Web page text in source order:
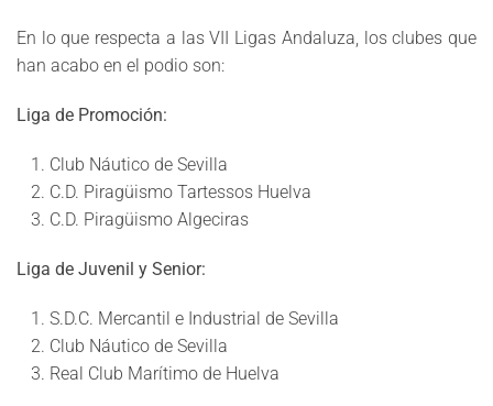
En lo que respecta a las VII Ligas Andaluza, los clubes que
han acabo en el podio son:
Liga de Promoción:
Club Náutico de Sevilla
C.D. Piragüismo Tartessos Huelva
C.D. Piragüismo Algeciras
Liga de Juvenil y Senior:
S.D.C. Mercantil e Industrial de Sevilla
Club Náutico de Sevilla
Real Club Marítimo de Huelva